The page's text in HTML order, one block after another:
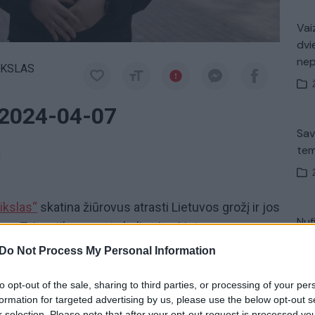
Do Not Process My Personal Information
opt-out of the sale, sharing to third parties, or processing of your
for targeted advertising by us, please use the below opt-out
04-07
skatina žiūrovus atrasti Lietuvos grožį ir jos
Tai ne tik paprasta kelionė, o Lietuvos
Egidijumi Vaškelevičiumi. Laidas galite žiūrėti
„Lietuvos ryto“ televiziją ir platformą lrytas.tv.
keliautojai Lankytinos vietos Lietuvoje